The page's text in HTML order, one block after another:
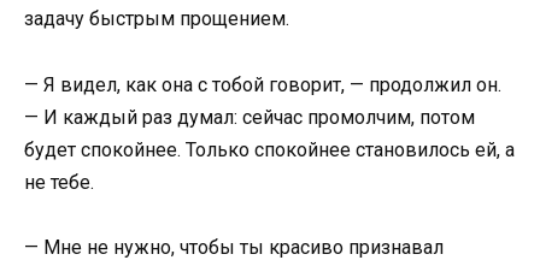
задачу быстрым прощением.
— Я видел, как она с тобой говорит, — продолжил он.
— И каждый раз думал: сейчас промолчим, потом
будет спокойнее. Только спокойнее становилось ей, а
не тебе.
— Мне не нужно, чтобы ты красиво признавал